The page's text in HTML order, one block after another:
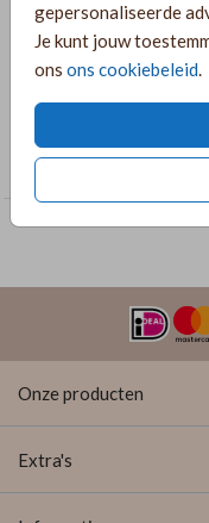
gepersonaliseerde
Je kunt jouw
ons ons cookiebeleid.
OMSCHRIJVING
Tuinbord met
Tuinborden
Onze producten
Extra's